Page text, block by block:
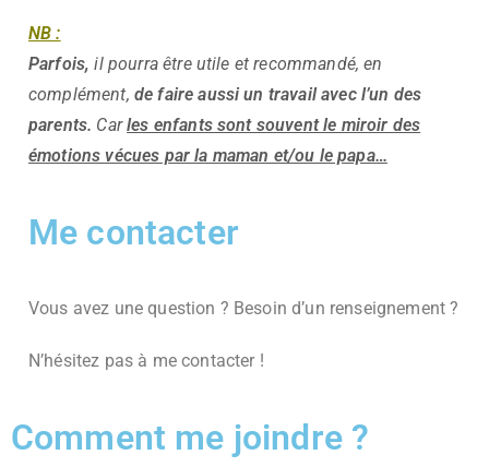
NB :
Parfois, il pourra être utile et recommandé, en
complément, de faire aussi un travail avec l’un des
parents. Carles enfants sont souvent le miroir des
émotions vécues par la maman et/ou le papa…
Me contacter
Vous avez une question ? Besoin d’un renseignement ?
N’hésitez pas à me contacter !
Comment me joindre ?